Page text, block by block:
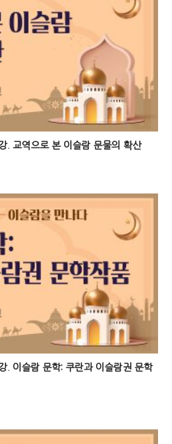
. 교역으로 본 이슬람 문물의 확산
. 이슬람 문학: 쿠란과 이슬람권 문학